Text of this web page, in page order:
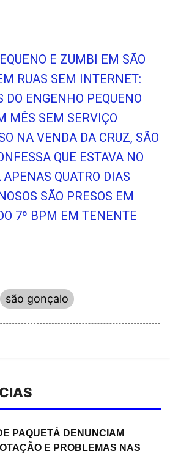
E ZUMBI EM SÃO
RUAS SEM INTERNET:
DO ENGENHO PEQUENO
MÊS SEM SERVIÇO
NA VENDA DA CRUZ, SÃO
QUE ESTAVA NO
QUATRO DIAS
SÃO PRESOS EM
7º BPM EM TENENTE
são gonçalo
PAQUETÁ DENUNCIAM
E PROBLEMAS NAS